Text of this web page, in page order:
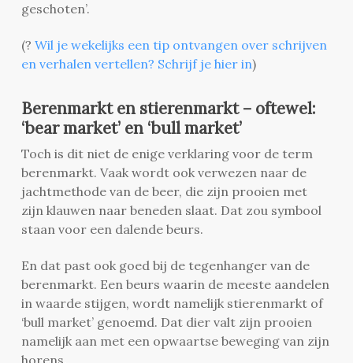
geschoten’.
(? Wil je wekelijks een tip ontvangen over schrijven
en verhalen vertellen? Schrijf je hier in)
Berenmarkt en stierenmarkt – oftewel:
‘bear market’ en ‘bull market’
Toch is dit niet de enige verklaring voor de term
berenmarkt. Vaak wordt ook verwezen naar de
jachtmethode van de beer, die zijn prooien met
zijn klauwen naar beneden slaat. Dat zou symbool
staan voor een dalende beurs.
En dat past ook goed bij de tegenhanger van de
berenmarkt. Een beurs waarin de meeste aandelen
in waarde stijgen, wordt namelijk stierenmarkt of
‘bull market’ genoemd. Dat dier valt zijn prooien
namelijk aan met een opwaartse beweging van zijn